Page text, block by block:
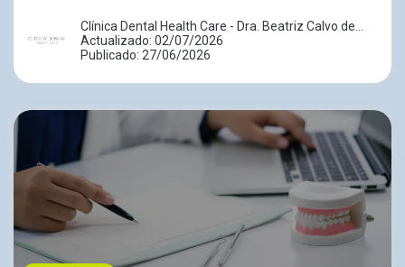
Clínica Dental Health Care - Dra. Beatriz Calvo de
Mora
Actualizado: 02/07/2026
Publicado: 27/06/2026